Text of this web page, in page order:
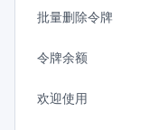
批量删除令牌
令牌余额
欢迎使用